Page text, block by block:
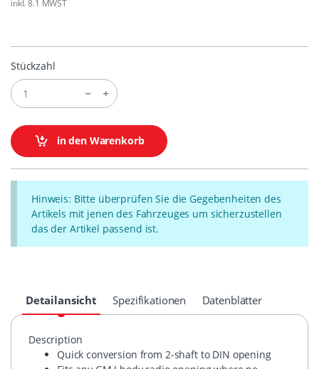
inkl. 8.1 MWST
Stückzahl
in den Warenkorb
Hinweis: Bitte überprüfen Sie die Gegebenheiten des
Artikels mit jenen des Fahrzeuges um sicherzustellen
das der Artikel passend ist.
Detailansicht Spezifikationen Datenblätter
Description
Quick conversion from 2-shaft to DIN opening